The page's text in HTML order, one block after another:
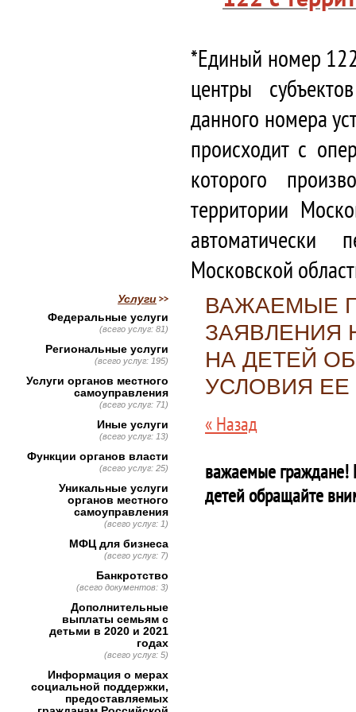
*Единый номер
центры
данного номера
происходит с
которого
территории
автоматически
Московской
ВАЖАЕМЫЕ
ЗАЯВЛЕНИЯ
НА ДЕТЕЙ
УСЛОВИЯ
« Назад
важаемые граждане!
детей обращайте
Услуги
Федеральные услуги
(всего услуг: 81)
Региональные услуги
(всего услуг: 195)
Услуги органов местного
самоуправления
(всего услуг: 71)
Иные услуги
(всего услуг: 13)
Функции органов власти
(всего услуг: 25)
Уникальные услуги
органов местного
самоуправления
(всего услуг: 1)
МФЦ для бизнеса
(всего услуг: 7)
Банкротство
(всего документов: 3)
Дополнительные
выплаты семьям с
детьми в 2020 и 2021
годах
(всего услуг: 5)
Информация о мерах
социальной поддержки,
предоставляемых